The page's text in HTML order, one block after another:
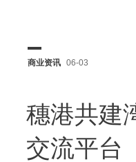
商业资讯 06-03
穗港共建
交流平台